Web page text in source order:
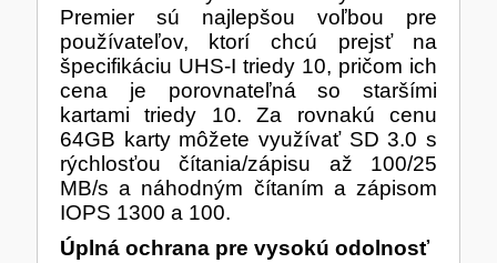
POKLADNÍ SYSTÉMY
PEVNÉ DISKY
GRAFICKÉ APLIKACE
TISKÁRNY A MULTIFUNKCE
ZÁLOHOVACÍ SYSTÉMY
REPRODUKTORY a SOUNDBARY
KLIMATIZACE
KONEKTORY
MIKROVLNNÉ TROUBY
Premier sú najlepšou voľbou pre
používateľov, ktorí chcú prejsť na
špecifikáciu UHS-I triedy 10, pričom ich
cena je porovnateľná so staršími
kartami triedy 10. Za rovnakú cenu
64GB karty môžete využívať SD 3.0 s
rýchlosťou čítania/zápisu až 100/25
MB/s a náhodným čítaním a zápisom
IOPS 1300 a 100.
Úplná ochrana pre vysokú odolnosť